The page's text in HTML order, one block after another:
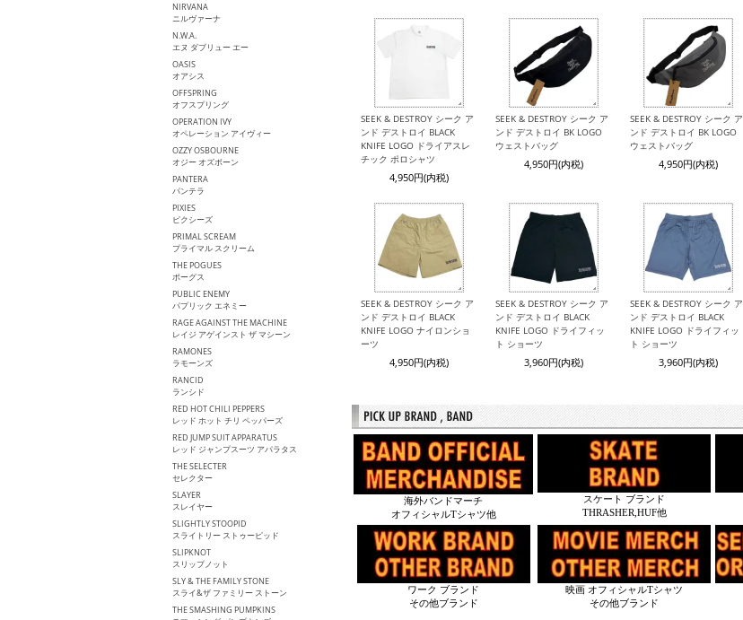
NIRVANA
ニルヴァーナ
N.W.A.
エヌ ダブリュー エー
OASIS
オアシス
OFFSPRING
オフスプリング
OPERATION IVY
オペレーション アイヴィー
OZZY OSBOURNE
オジー オズボーン
PANTERA
パンテラ
PIXIES
ピクシーズ
PRIMAL SCREAM
プライマル スクリーム
THE POGUES
ポーグス
PUBLIC ENEMY
パプリック エネミー
RAGE AGAINST THE MACHINE
レイジ アゲインスト ザ マシーン
RAMONES
ラモーンズ
RANCID
ランシド
RED HOT CHILI PEPPERS
レッド ホット チリ ペッパーズ
RED JUMP SUIT APPARATUS
レッド ジャンプスーツ アパラタス
THE SELECTER
セレクター
SLAYER
スレイヤー
SLIGHTLY STOOPID
スライトリー ストゥーピッド
SLIPKNOT
スリップノット
SLY & THE FAMILY STONE
スライ&ザ ファミリー ストーン
THE SMASHING PUMPKINS
SEEK & DESTROY シーク ア
ンド デストロイ BLACK
KNIFE LOGO ドライアスレ
チック ポロシャツ
4,950円(内税)
SEEK & DESTROY シーク ア
ンド デストロイ BK LOGO
ウェストバッグ
4,950円(内税)
SEEK & DESTROY シーク ア
ンド デストロイ BK LOGO
ウェストバッグ
4,950円(内税)
SEEK & DESTROY シーク ア
ンド デストロイ BLACK
KNIFE LOGO ナイロンショ
ーツ
4,950円(内税)
SEEK & DESTROY シーク ア
ンド デストロイ BLACK
KNIFE LOGO ドライフィッ
ト ショーツ
3,960円(内税)
SEEK & DESTROY シーク ア
ンド デストロイ BLACK
KNIFE LOGO ドライフィッ
ト ショーツ
3,960円(内税)
海外バンドマーチ
オフィシャルTシャツ他
スケート ブランド
THRASHER,HUF他
ワーク ブランド
その他ブランド
映画 オフィシャルTシャツ
その他ブランド